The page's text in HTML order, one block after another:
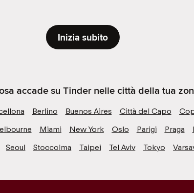
Inizia subito
accade su Tinder nelle città della tua
Berlino Buenos Aires Città del Capo
Miami New York Oslo Parigi Praga
Seoul Stoccolma Taipei Tel Aviv Tokyo